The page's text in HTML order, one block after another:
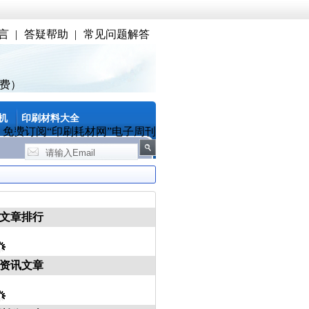
| 答疑帮助 | 常见问题解答
）
免费订阅“印刷耗材网”电子周刊
印刷材料大全
章排行
讯文章